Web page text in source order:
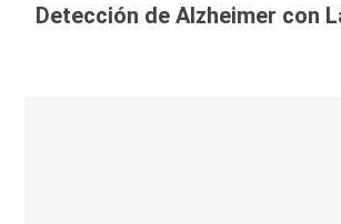
Detección de Alzheimer con